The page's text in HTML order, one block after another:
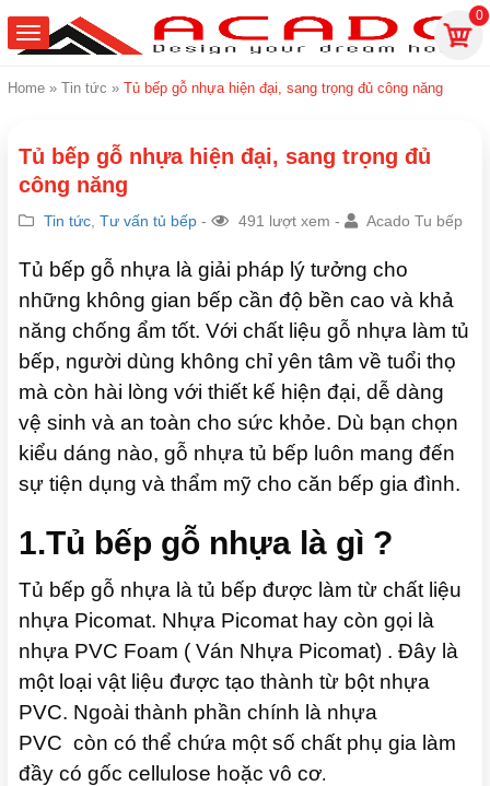
0
Home » Tin tức » Tủ bếp gỗ nhựa hiện đại, sang trọng đủ công năng
Tủ bếp gỗ nhựa hiện đại, sang trọng đủ
công năng
Tin tức Tư vấn tủ bếp - 491 lượt xem - Acado Tu bếp
Tủ bếp gỗ nhựa là giải pháp lý tưởng cho
những không gian bếp cần độ bền cao và khả
năng chống ẩm tốt. Với chất liệu gỗ nhựa làm tủ
bếp, người dùng không chỉ yên tâm về tuổi thọ
mà còn hài lòng với thiết kế hiện đại, dễ dàng
vệ sinh và an toàn cho sức khỏe. Dù bạn chọn
kiểu dáng nào, gỗ nhựa tủ bếp luôn mang đến
sự tiện dụng và thẩm mỹ cho căn bếp gia đình.
1.Tủ bếp gỗ nhựa là gì ?
Tủ bếp gỗ nhựa là tủ bếp được làm từ chất liệu
nhựa Picomat. Nhựa Picomat hay còn gọi là
nhựa PVC Foam ( Ván Nhựa Picomat) . Đây là
một loại vật liệu được tạo thành từ bột nhựa
PVC. Ngoài thành phần chính là nhựa
PVC còn có thể chứa một số chất phụ gia làm
đầy có gốc cellulose hoặc vô cơ.